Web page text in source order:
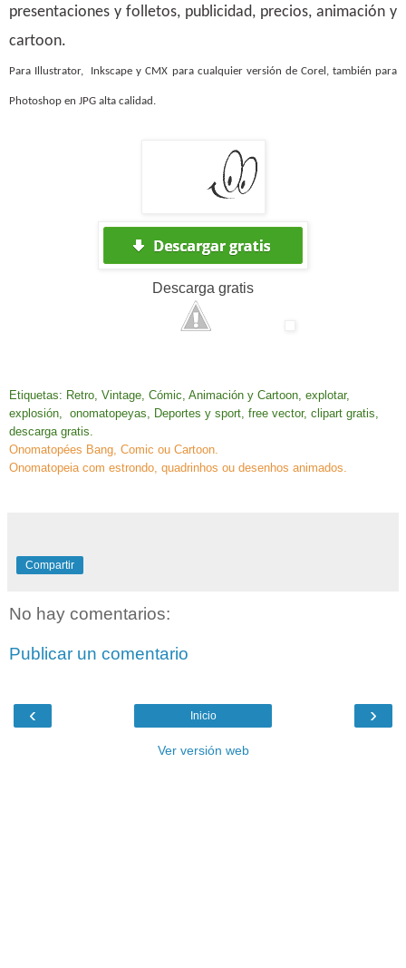
presentaciones y folletos, publicidad, precios, animación y
cartoon.
Para Illustrator, Inkscape yCMX para cualquier versión de Corel , también para
Photoshop en JPG alta calidad.
Descarga gratis
Etiquetas: Retro, Vintage, Cómic, Animación y Cartoon, explotar,
explosión, onomatopeyas, Deportes y sport, free vector, clipart gratis,
descarga gratis.
Onomatopées Bang, Comic ou Cartoon.
Onomatopeia com estrondo, quadrinhos ou desenhos animados.
Compartir
No hay comentarios:
Publicar un comentario
‹ ›
Inicio
Ver versión web